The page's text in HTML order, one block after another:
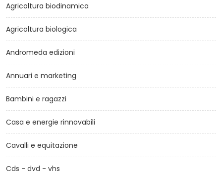
Agricoltura biodinamica
Agricoltura biologica
Andromeda edizioni
Annuari e marketing
Bambini e ragazzi
Casa e energie rinnovabili
Cavalli e equitazione
Cds - dvd - vhs